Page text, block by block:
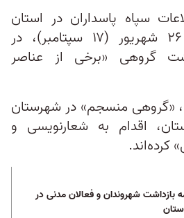
سپاه پاسداران در استان
فارس نیز یکشنبه، ۲۶ شهریور (۱۷ سپتامبر)، در
گروهی «برخی از عناصر
«گروهی منسجم» در شهرستان
اقدام به شعارنویسی و
کرده‌اند.
بازداشت شهروندان و فعالان مدنی در